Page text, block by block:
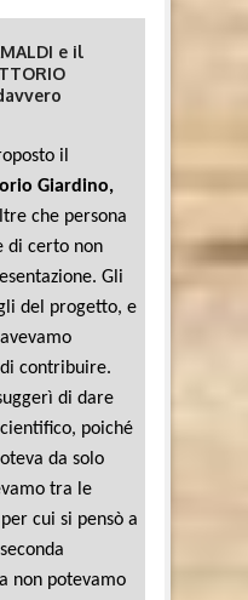
e il
il
Giardino,
che persona
di certo non
Gli
del progetto, e
contribuire.
di dare
poiché
da solo
tra le
cui si pensò a
non potevamo